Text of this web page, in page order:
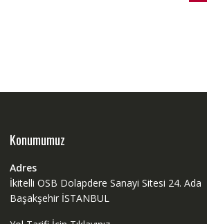
Konumumuz
Adres
İkitelli OSB Dolapdere Sanayi Sitesi 24.
Başakşehir İSTANBUL